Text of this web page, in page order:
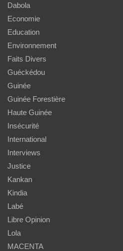
Dabola
Economie
Education
Environnement
Faits Divers
Guéckédou
Guinée
Guinée Forestière
Haute Guinée
Insécurité
International
Interviews
Justice
Kankan
Kindia
Labé
Libre Opinion
Lola
MACENTA